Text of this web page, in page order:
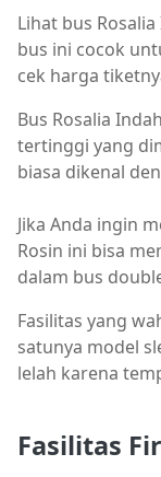
Lihat bus
bus ini cocok
cek harga
Bus Rosalia
tertinggi yang
biasa dikenal
Jika Anda ingin
Rosin ini bisa
dalam bus
Fasilitas yang
satunya model
lelah karena
Fasilitas